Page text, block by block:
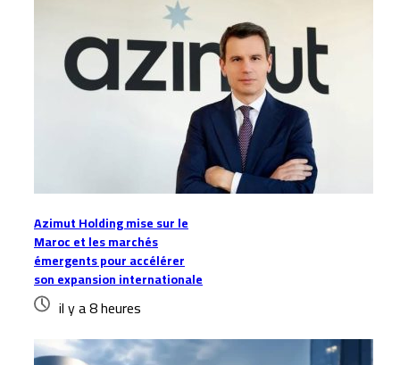
Azimut Holding mise sur le
Maroc et les marchés
émergents pour accélérer
son expansion internationale
il y a 8 heures